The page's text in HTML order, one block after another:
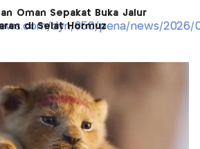
Oman Sepakat Buka Jalur
di Selat Hormuz